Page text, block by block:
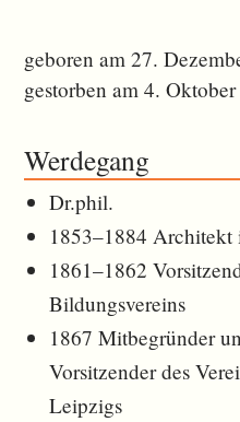
geboren am 27.
gestorben am 4.
Werdegang
Dr.phil.
1853–1884
1861–1862
Bildungsvereins
1867 Mitbegründer
Vorsitzender des
Leipzigs